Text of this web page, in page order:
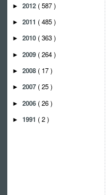
► 2012 ( 587 )
► 2011 ( 485 )
► 2010 ( 363 )
► 2009 ( 264 )
► 2008 ( 17 )
► 2007 ( 25 )
► 2006 ( 26 )
► 1991 ( 2 )